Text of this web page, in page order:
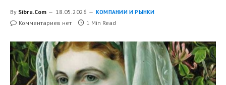
By Sibru.Com 18.05.2026 КОМПАНИИ И РЫНКИ
Комментариев нет 1 Min Read